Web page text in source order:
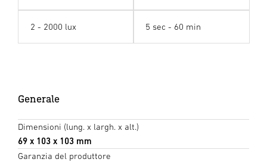
2 - 2000 lux 5 sec - 60 min
Generale
Dimensioni (lung. x largh. x alt.)
69 x 103 x 103 mm
Garanzia del produttore